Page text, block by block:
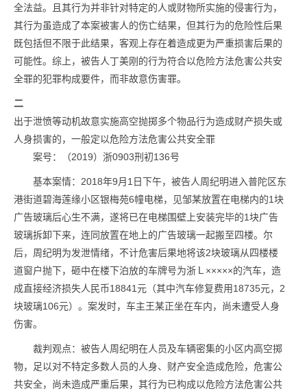
全法益。且其行为并非针对特定的人或财物所实施的侵害行为，
其行为虽造成了本案被害人的伤亡结果，但其行为的危险性后果
既包括但不限于此结果，客观上存在着造成更为严重损害后果的
可能性。综上，被告人丁美刚的行为符合以危险方法危害公共安
全罪的犯罪构成要件，而非故意伤害罪。
二
出于泄愤等动机故意实施高空抛掷多个物品行为造成财产损失或
人身损害的，一般定以危险方法危害公共安全罪
案号：（2019）浙0903刑初136号
基本案情：2018年9月1日下午，被告人周纪明进入普陀区东
港街道碧海莲缘小区银梅苑6幢电梯，见邹某放置在电梯内的1块
广告玻璃后心生不满，遂将已在电梯围壁上安装完毕的1块广告
玻璃拆卸下来，连同放置在地上的广告玻璃一起搬至四楼。尔
后，周纪明为发泄情绪，不计危害后果地将该2块玻璃从四楼楼
道窗户抛下，砸中在楼下泊放的车牌号为浙Ｌ×××××的汽车，造
成直接经济损失人民币18841元（其中汽车修复费用18735元，2
块玻璃106元）。案发时，车主王某正坐在车内，尚未遭受人身
伤害。
裁判观点：被告人周纪明在人员及车辆密集的小区内高空掷
物，足以对不特定多数人员的人身、财产安全造成危险，危害公
共安全，尚未造成严重后果，其行为已构成以危险方法危害公共